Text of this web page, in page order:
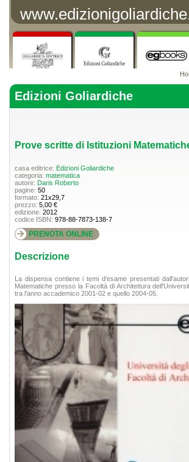
Edizioni Goliardiche
Prove scritte di Istituzioni
casa editrice: Edizioni Goliardiche
categoria: matematica
autore: Daris Roberto
pagine: 50
formato: 21x29,7
prezzo: 5,00 €
edizione: 2012
codice ISBN: 978-88-7873-138-7
PRENOTA ONLINE
Descrizione
La dispensa contiene i temi d'esame presentati
Matematiche presso la Facoltà di Architettura
tra l'anno accademico 2001-02 e quello 2004-05.